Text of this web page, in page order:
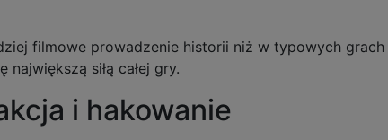
filmowe prowadzenie historii niż w typowych
największą siłą całej gry.
i hakowanie